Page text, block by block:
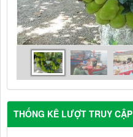
THỐNG KÊ LƯỢT TRUY CẬP